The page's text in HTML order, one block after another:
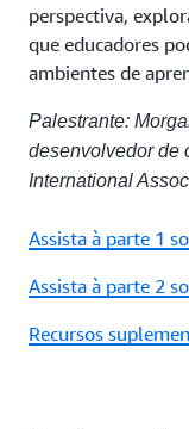
perspectiva,
que educadores
ambientes de
Palestrante:
desenvolvedor de
International
Assista à parte 1
Assista à parte 2
Recursos